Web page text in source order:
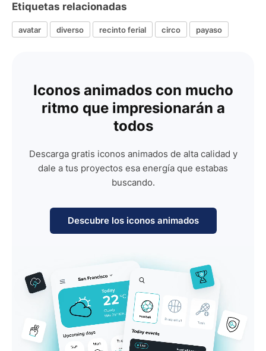
Etiquetas relacionadas
avatar diverso recinto ferial circo payaso
Iconos animados con mucho
ritmo que impresionarán a
todos
Descarga gratis iconos animados de alta calidad y
dale a tus proyectos esa energía que estabas
buscando.
Descubre los iconos animados